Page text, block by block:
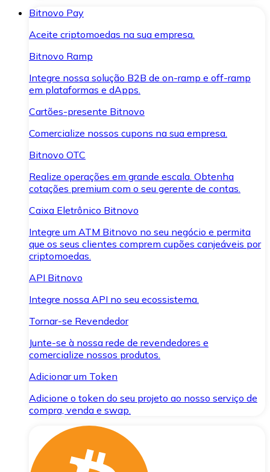
Bitnovo Pay
Aceite criptomoedas na sua empresa.
Bitnovo Ramp
Integre nossa solução B2B de on-ramp e off-ramp
em plataformas e dApps.
Cartões-presente Bitnovo
Comercialize nossos cupons na sua empresa.
Bitnovo OTC
Realize operações em grande escala. Obtenha
cotações premium com o seu gerente de contas.
Caixa Eletrônico Bitnovo
Integre um ATM Bitnovo no seu negócio e permita
que os seus clientes comprem cupões canjeáveis por
criptomoedas.
API Bitnovo
Integre nossa API no seu ecossistema.
Tornar-se Revendedor
Junte-se à nossa rede de revendedores e
comercialize nossos produtos.
Adicionar um Token
Adicione o token do seu projeto ao nosso serviço de
compra, venda e swap.